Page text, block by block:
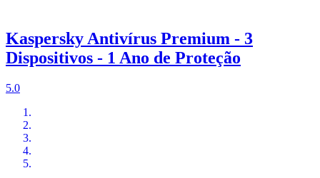
Kaspersky Antivírus Premium - 3
Dispositivos - 1 Ano de Proteção
5.0